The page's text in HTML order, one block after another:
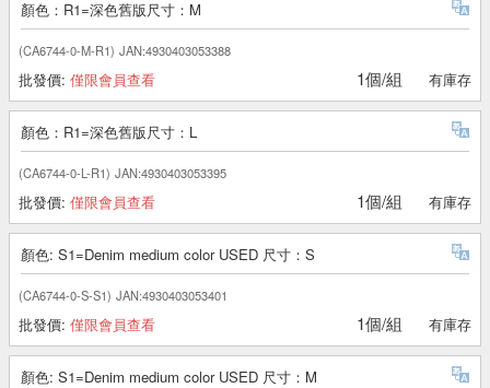
顏色：R1=深色舊版尺寸：M
(CA6744-0-M-R1) JAN:4930403053388
批發價: 僅限會員查看 1個/組 有庫存
顏色：R1=深色舊版尺寸：L
(CA6744-0-L-R1) JAN:4930403053395
批發價: 僅限會員查看 1個/組 有庫存
顏色: S1=Denim medium color USED 尺寸：S
(CA6744-0-S-S1) JAN:4930403053401
批發價: 僅限會員查看 1個/組 有庫存
顏色: S1=Denim medium color USED 尺寸：M